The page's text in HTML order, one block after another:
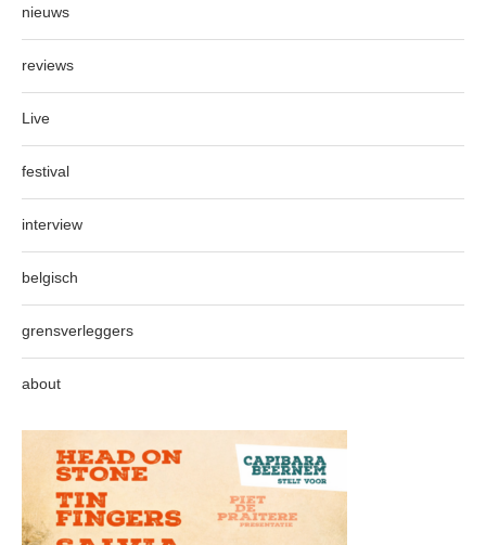
nieuws
reviews
Live
festival
interview
belgisch
grensverleggers
about